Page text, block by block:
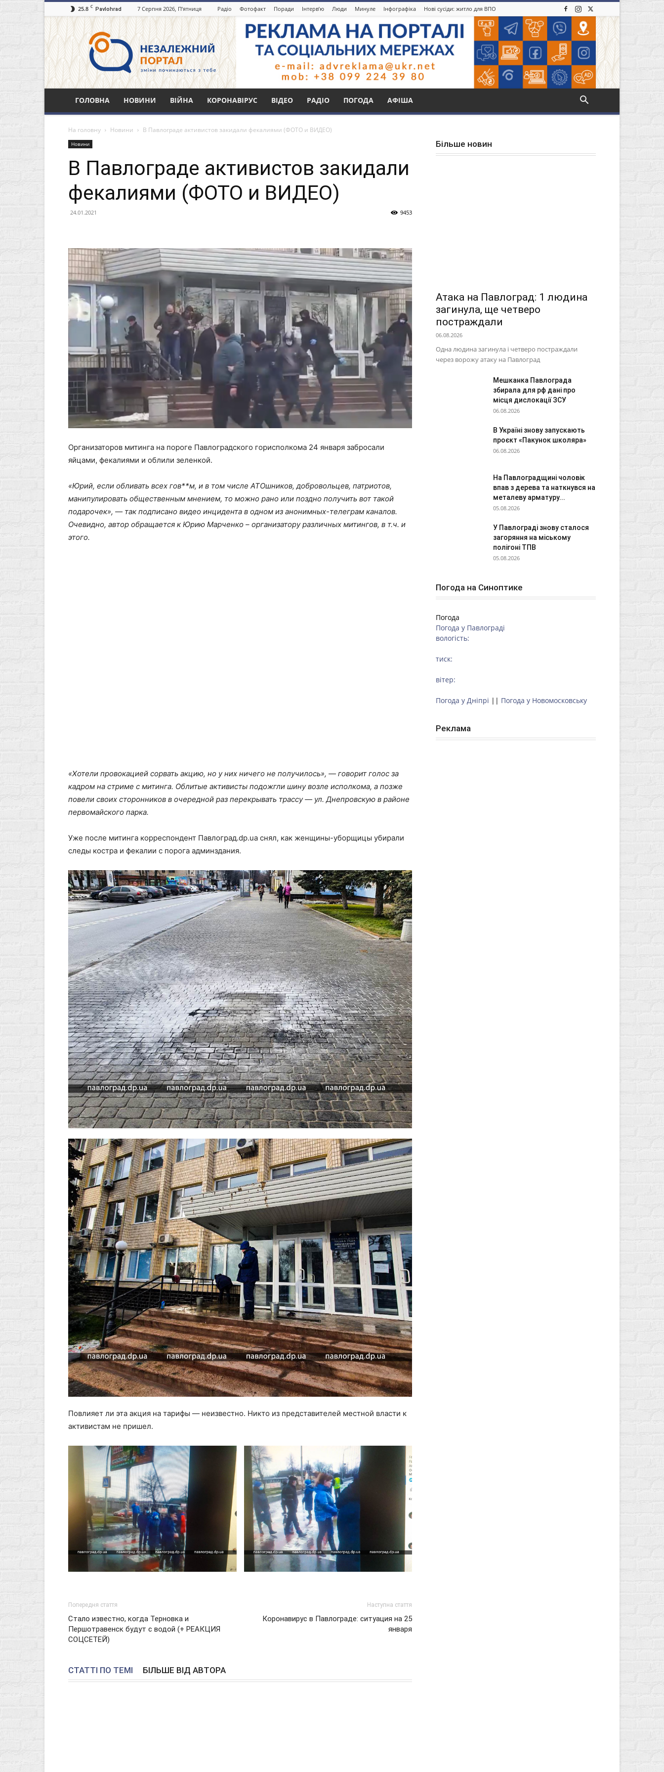
25.8 C Pavlohrad 7 Серпня 2026, П’ятниця Радіо Фотофакт Поради Інтерв’ю Люди Минуле Інфографіка Нові сусіди: житло для ВПО
Незалежний
портал
Павлоград.dp.ua
ГОЛОВНА НОВИНИ ВІЙНА КОРОНАВІРУС ВІДЕО РАДІО ПОГОДА АФІША
На головну Новини В Павлограде активистов закидали фекалиями (ФОТО и ВИДЕО)
Новини
В Павлограде активистов закидали
фекалиями (ФОТО и ВИДЕО)
24.01.2021 9453
Организаторов митинга на пороге Павлоградского горисполкома 24 января забросали
яйцами, фекалиями и облили зеленкой.
«Юрий, если обливать всех гов**м, и в том числе АТОшников, добровольцев, патриотов,
манипулировать общественным мнением, то можно рано или поздно получить вот такой
подарочек», — так подписано видео инцидента в одном из анонимных-телеграм каналов.
Очевидно, автор обращается к Юрию Марченко – организатору различных митингов, в т.ч. и
этого.
«Хотели провокацией сорвать акцию, но у них ничего не получилось», — говорит голос за
кадром на стриме с митинга. Облитые активисты подожгли шину возле исполкома, а позже
повели своих сторонников в очередной раз перекрывать трассу — ул. Днепровскую в районе
первомайского парка.
Уже после митинга корреспондент Павлоград.dp.ua снял, как женщины-уборщицы убирали
следы костра и фекалии с порога админздания.
Повлияет ли эта акция на тарифы — неизвестно. Никто из представителей местной власти к
активистам не пришел.
Попередня стаття
Стало известно, когда Терновка и
Першотравенск будут с водой (+ РЕАКЦИЯ
СОЦСЕТЕЙ)
Наступна стаття
Коронавирус в Павлограде: ситуация на 25
января
СТАТТІ ПО ТЕМІ БІЛЬШЕ ВІД АВТОРА
Більше новин
Атака на Павлоград: 1 людина
загинула, ще четверо
постраждали
06.08.2026
Одна людина загинула і четверо постраждали
через ворожу атаку на Павлоград
Мешканка Павлограда
збирала для рф дані про
місця дислокації ЗСУ
06.08.2026
В Україні знову запускають
проєкт «Пакунок школяра»
06.08.2026
На Павлоградщині чоловік
впав з дерева та наткнувся на
металеву арматуру...
05.08.2026
У Павлограді знову сталося
загоряння на міському
полігоні ТПВ
05.08.2026
Погода на Синоптике
Погода
Погода у Павлограді
вологість:
тиск:
вітер:
Погода у Дніпрі || Погода у Новомосковську
Реклама